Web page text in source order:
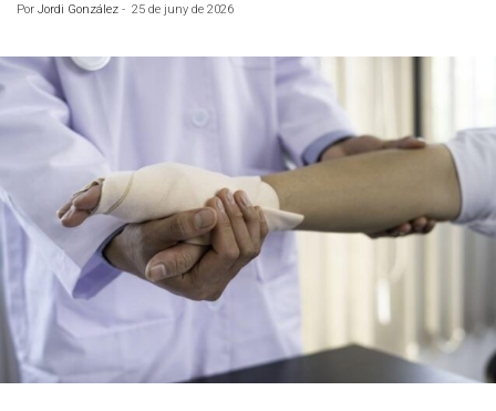
Por Jordi González - 25 de juny de 2026